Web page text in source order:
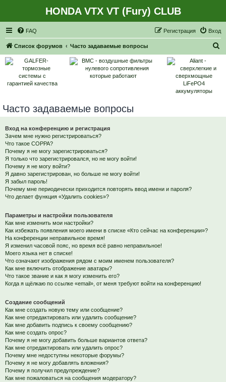
HONDA VTX VT (Fury) CLUB
FAQ Вход
Регистрация
Список форумов Часто задаваемые вопросы
Часто задаваемые вопросы
Вход на конференцию и регистрация
Зачем мне нужно регистрироваться?
Что такое COPPA?
Почему я не могу зарегистрироваться?
Я только что зарегистрировался, но не могу войти!
Почему я не могу войти?
Я давно зарегистрирован, но больше не могу войти!
Я забыл пароль!
Почему мне периодически приходится повторять ввод имени и пароля?
Что делает функция «Удалить cookies»?
Параметры и настройки пользователя
Как мне изменить мои настройки?
Как избежать появления моего имени в списке «Кто сейчас на конференции»?
На конференции неправильное время!
Я изменил часовой пояс, но время всё равно неправильное!
Моего языка нет в списке!
Что означают изображения рядом с моим именем пользователя?
Как мне включить отображение аватары?
Что такое звание и как я могу изменить его?
Когда я щёлкаю по ссылке «email», от меня требуют войти на конференцию!
Создание сообщений
Как мне создать новую тему или сообщение?
Как мне отредактировать или удалить сообщение?
Как мне добавить подпись к своему сообщению?
Как мне создать опрос?
Почему я не могу добавить больше вариантов ответа?
Как мне отредактировать или удалить опрос?
Почему мне недоступны некоторые форумы?
Почему я не могу добавлять вложения?
Почему я получил предупреждение?
Как мне пожаловаться на сообщения модератору?